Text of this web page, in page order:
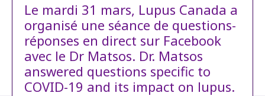
Le mardi 31 mars, Lupus Canada a
organisé une séance de questions-
réponses en direct sur Facebook
avec le Dr Matsos. Dr. Matsos
answered questions specific to
COVID-19 and its impact on lupus.